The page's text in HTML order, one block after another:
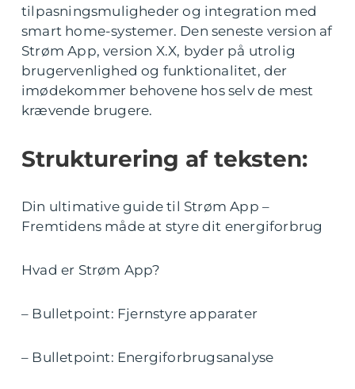
tilpasningsmuligheder og integration med
smart home-systemer. Den seneste version af
Strøm App, version X.X, byder på utrolig
brugervenlighed og funktionalitet, der
imødekommer behovene hos selv de mest
krævende brugere.
Strukturering af teksten:
Din ultimative guide til Strøm App –
Fremtidens måde at styre dit energiforbrug
Hvad er Strøm App?
– Bulletpoint: Fjernstyre apparater
– Bulletpoint: Energiforbrugsanalyse